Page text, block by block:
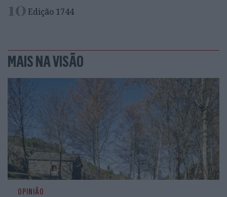
10Edição 1744
MAIS NA VISÃO
OPINIÃO